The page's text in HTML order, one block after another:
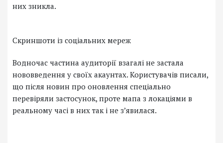
них зникла.
Скриншоти із соціальних мереж
Водночас частина аудиторії взагалі не застала
нововведення у своїх акаунтах. Користувачів писали,
що після новин про оновлення спеціально
перевіряли застосунок, проте мапа з локаціями в
реальному часі в них так і не зʼявилася.